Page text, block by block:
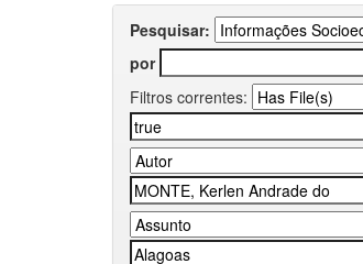
Pesquisar:
por
Filtros correntes: